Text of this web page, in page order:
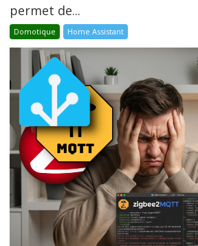
permet de...
Domotique Home Assistant